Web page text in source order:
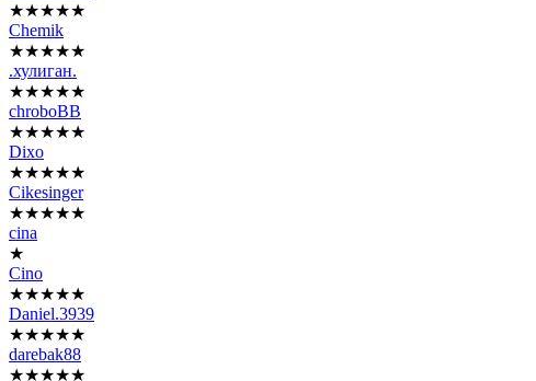
★★★★★
Chemik
★★★★★
.хулиган.
★★★★★
chroboBB
★★★★★
Dixo
★★★★★
Cikesinger
★★★★★
cina
★
Cino
★★★★★
Daniel.3939
★★★★★
darebak88
★★★★★